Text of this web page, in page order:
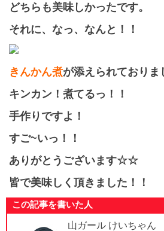
どちらも美味しかったです。
それに、なっ、なんと！！
きんかん煮が添えられておりま
キンカン！煮てるっ！！
手作りですよ！
すご~いっ！！
ありがとうございます☆☆
皆で美味しく頂きました！！
この記事を書いた人
山ガール けいちゃん